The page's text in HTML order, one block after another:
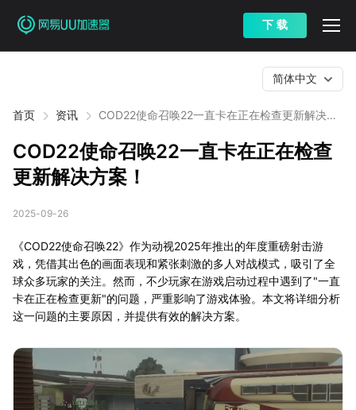
下 载
首页 资讯
COD22使命召唤22一直卡在正在检查更新解决方
简体中文
COD22使命召唤22一直卡在正在检查
更新解决方案！
2025-09-26
《COD22使命召唤22》作为动视2025年推出的年度重磅射击游
戏，凭借其出色的画面表现和紧张刺激的多人对战模式，吸引了全
球众多玩家的关注。然而，不少玩家在游戏启动过程中遇到了"一直
卡在正在检查更新"的问题，严重影响了游戏体验。本文将详细分析
这一问题的主要原因，并提供有效的解决方案。